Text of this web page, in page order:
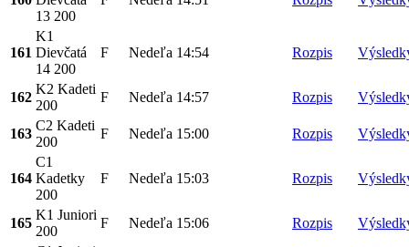
13 200
161
K1
Dievčatá
14 200
F Nedeľa 14:54 Rozpis
162
K2 Kadeti
200
F Nedeľa 14:57 Rozpis
163
C2 Kadeti
200
F Nedeľa 15:00 Rozpis
164
C1
Kadetky
200
F Nedeľa 15:03 Rozpis
165
K1 Juniori
200
F Nedeľa 15:06 Rozpis